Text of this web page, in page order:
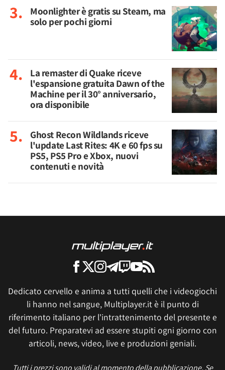
Moonlighter è gratis su Steam, ma
solo per pochi giorni
La remaster di Quake riceve
l'espansione gratuita Dawn of the
Machine per il 30° anniversario,
ora disponibile
Ghost Recon Wildlands riceve
l'update Last Rites: 4K e 60 fps su
PS5, PS5 Pro e Xbox, nuovi
contenuti e novità
Dedicato cervello e anima a tutti quelli che i videogiochi
li hanno nel sangue, Multiplayer.it è il punto di
riferimento italiano per l'intrattenimento del presente e
del futuro. Preparatevi ad essere stupiti ogni giorno con
articoli, news, video, live e produzioni geniali.
Tutti i prezzi sono validi al momento della pubblicazione. Se